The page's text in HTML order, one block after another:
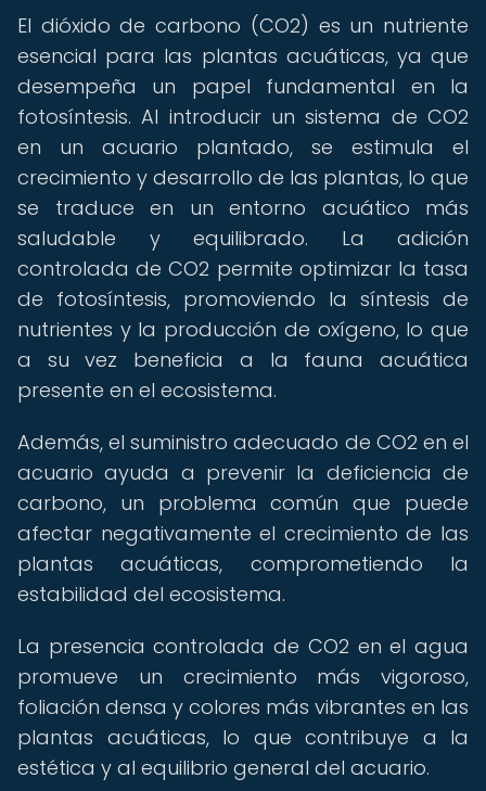
El dióxido de carbono (CO2) es un nutriente
esencial para las plantas acuáticas, ya que
desempeña un papel fundamental en la
fotosíntesis. Al introducir un sistema de CO2
en un acuario plantado, se estimula el
crecimiento y desarrollo de las plantas, lo que
se traduce en un entorno acuático más
saludable y equilibrado. La adición
controlada de CO2 permite optimizar la tasa
de fotosíntesis, promoviendo la síntesis de
nutrientes y la producción de oxígeno, lo que
a su vez beneficia a la fauna acuática
presente en el ecosistema.
Además, el suministro adecuado de CO2 en el
acuario ayuda a prevenir la deficiencia de
carbono, un problema común que puede
afectar negativamente el crecimiento de las
plantas acuáticas, comprometiendo la
estabilidad del ecosistema.
La presencia controlada de CO2 en el agua
promueve un crecimiento más vigoroso,
foliación densa y colores más vibrantes en las
plantas acuáticas, lo que contribuye a la
estética y al equilibrio general del acuario.